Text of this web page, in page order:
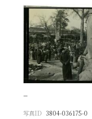
−
写真ID 3804-036175-0